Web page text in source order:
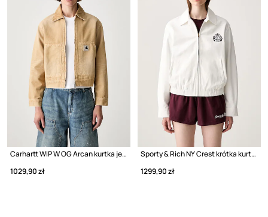
Carhartt WIP W OG Arcan kurtka jeansowa damska
1029,90 zł
Sporty & Rich NY Crest krótka kurtka damska bawełniana
1299,90 zł